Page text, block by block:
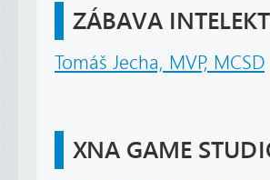
ZÁBAVA
Tomáš Jecha, MVP, MCSD
XNA GAME